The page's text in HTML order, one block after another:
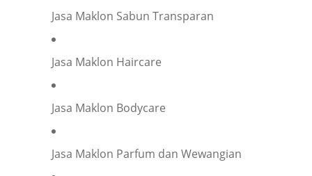
Jasa Maklon Sabun Transparan
Jasa Maklon Haircare
Jasa Maklon Bodycare
Jasa Maklon Parfum dan Wewangian
Company representation or personal inquiry?
Company
Company Name